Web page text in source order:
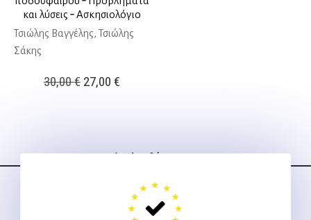
και λύσεις ‐ Ασκησιολόγιο
Τσιώλης Βαγγέλης, Τσιώλης
Σάκης
30,00€ Original
27,00 €Η
27,00 €.
Ακολουθήστε μας